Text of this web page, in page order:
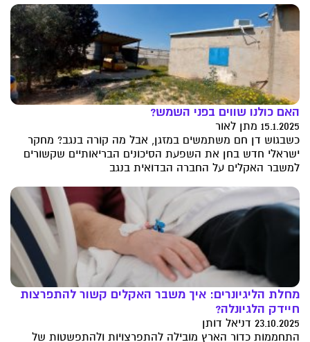
האם כולנו שווים בפני השמש?
15.1.2025 מתן לאור
כשבגוש דן חם משתמשים במזגן, אבל מה קורה בנגב? מחקר
ישראלי חדש בחן את השפעת הסיכונים הבריאותיים שקשורים
למשבר האקלים על החברה הבדואית בנגב
מחלת הליגיונרים: איך משבר האקלים קשור להתפרצות
חיידק הלגיונלה?
23.10.2025 דניאל דותן
התחממות כדור הארץ מובילה להתפרצויות ולהתפשטות של